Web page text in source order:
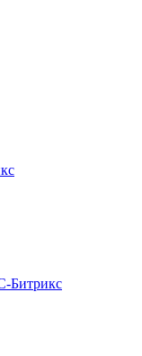
Битрикс